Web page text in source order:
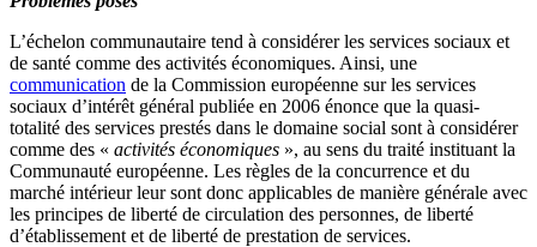
L’échelon communautaire tend à considérer les services sociaux et
de santé comme des activités économiques. Ainsi, une
communication de la Commission européenne sur les services
sociaux d’intérêt général publiée en 2006 énonce que la quasi-
totalité des services prestés dans le domaine social sont à considérer
comme des « activités économiques », au sens du traité instituant la
Communauté européenne. Les règles de la concurrence et du
marché intérieur leur sont donc applicables de manière générale avec
les principes de liberté de circulation des personnes, de liberté
d’établissement et de liberté de prestation de services.